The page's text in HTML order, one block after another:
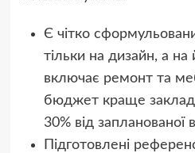
Є чітко
тільки на дизайн, а на
включає ремонт та
бюджет краще
30% від запланованої
Підготовлені